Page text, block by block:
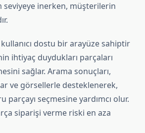
inerken, müşterilerin
dostu bir arayüze sahiptir
ihtiyaç duydukları parçaları
sağlar. Arama sonuçları,
ve görsellerle desteklenerek,
seçmesine yardımcı olur.
siparişi verme riski en aza